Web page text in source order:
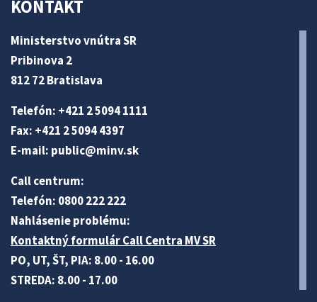
KONTAKT
Ministerstvo vnútra SR
Pribinova 2
812 72 Bratislava
Telefón: +421 2 5094 1111
Fax: +421 2 5094 4397
E-mail: public@minv.sk
Call centrum:
Telefón: 0800 222 222
Nahlásenie problému:
Kontaktný formulár Call Centra MV SR
PO, UT, ŠT, PIA: 8.00 - 16.00
STREDA: 8.00 - 17.00